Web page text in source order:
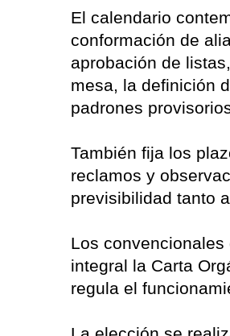
El calendario
conformación de
aprobación de
mesa, la definición
padrones
También fija los
reclamos y
previsibilidad tanto
Los
integral la Carta
regula el